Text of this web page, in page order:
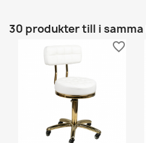
30 produkter till i
favorite_border